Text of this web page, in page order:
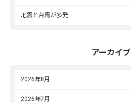
地震と台風が多発
アーカイブ
2026年8月
2026年7月